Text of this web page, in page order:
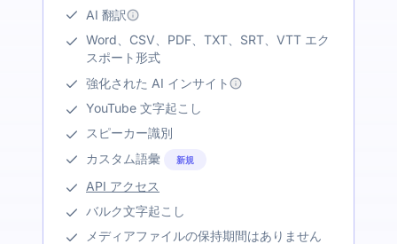
AI 翻訳
Word、CSV、PDF、TXT、SRT、VTT エク
スポート形式
強化された AI インサイト
YouTube 文字起こし
スピーカー識別
カスタム語彙
新規
API アクセス
バルク文字起こし
メディアファイルの保持期間はありません